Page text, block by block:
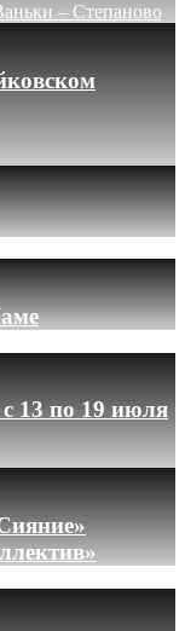
– Степаново
13 по 19 июля